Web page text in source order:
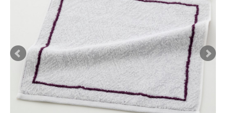
ギフトから探す
カテゴリから探す
刺繍について
お買い物ガイド